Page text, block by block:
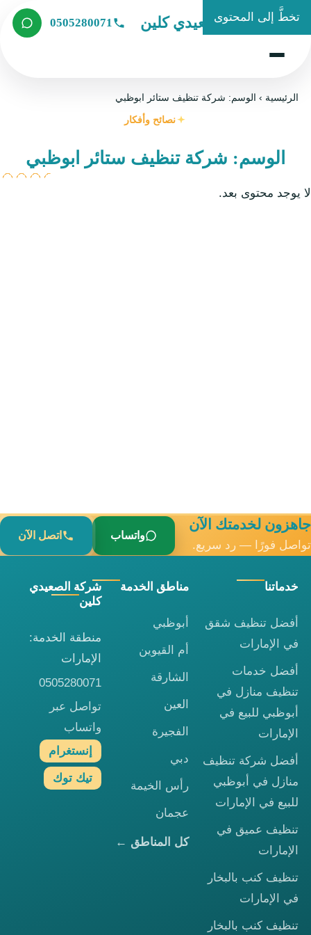
تخطَّ إلى المحتوى
شركة الصعيدي كلين 0505280071
الرئيسية ›الوسم: شركة تنظيف ستائر ابوظبي
نصائح وأفكار
الوسم: شركة تنظيف ستائر ابوظبي
لا يوجد محتوى بعد.
جاهزون لخدمتك الآن
تواصل فورًا — رد سريع.
واتساب اتصل الآن
خدماتنا
أفضل تنظيف شقق
في الإمارات
أفضل خدمات
تنظيف منازل في
أبوظبي للبيع في
الإمارات
أفضل شركة تنظيف
منازل في أبوظبي
للبيع في الإمارات
تنظيف عميق في
الإمارات
تنظيف كنب بالبخار
في الإمارات
تنظيف كنب بالبخار
مناطق الخدمة
أبوظبي
أم القيوين
الشارقة
العين
الفجيرة
دبي
رأس الخيمة
عجمان
كل المناطق ←
شركة الصعيدي
كلين
منطقة الخدمة:
الإمارات
0505280071
تواصل عبر
واتساب
إنستغرام
تيك توك